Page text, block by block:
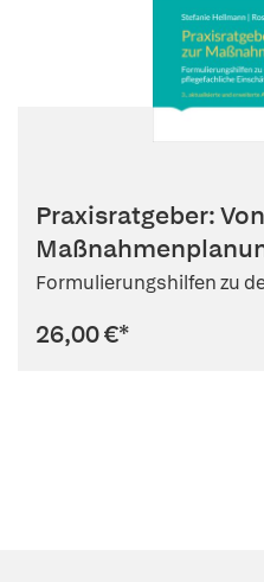
Praxisratgeber:
Formulierungshilfen zu
26,00 €*